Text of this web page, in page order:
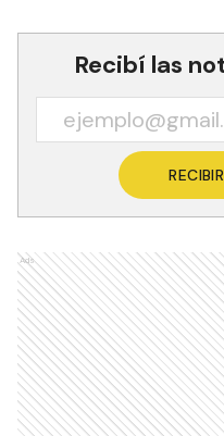
Recibí las
Ads